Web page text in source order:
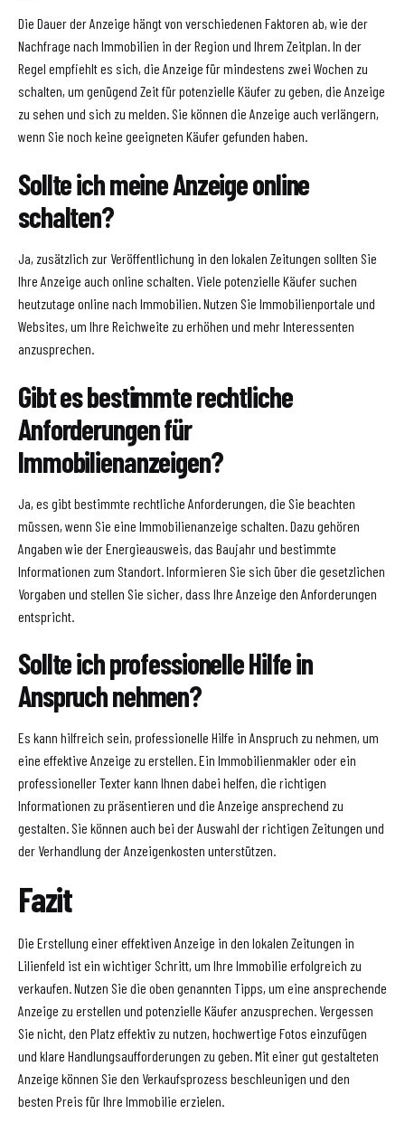
Die Dauer der Anzeige hängt von verschiedenen Faktoren ab, wie der
Nachfrage nach Immobilien in der Region und Ihrem Zeitplan. In der
Regel empfiehlt es sich, die Anzeige für mindestens zwei Wochen zu
schalten, um genügend Zeit für potenzielle Käufer zu geben, die Anzeige
zu sehen und sich zu melden. Sie können die Anzeige auch verlängern,
wenn Sie noch keine geeigneten Käufer gefunden haben.
Sollte ich meine Anzeige online
schalten?
Ja, zusätzlich zur Veröffentlichung in den lokalen Zeitungen sollten Sie
Ihre Anzeige auch online schalten. Viele potenzielle Käufer suchen
heutzutage online nach Immobilien. Nutzen Sie Immobilienportale und
Websites, um Ihre Reichweite zu erhöhen und mehr Interessenten
anzusprechen.
Gibt es bestimmte rechtliche
Anforderungen für
Immobilienanzeigen?
Ja, es gibt bestimmte rechtliche Anforderungen, die Sie beachten
müssen, wenn Sie eine Immobilienanzeige schalten. Dazu gehören
Angaben wie der Energieausweis, das Baujahr und bestimmte
Informationen zum Standort. Informieren Sie sich über die gesetzlichen
Vorgaben und stellen Sie sicher, dass Ihre Anzeige den Anforderungen
entspricht.
Sollte ich professionelle Hilfe in
Anspruch nehmen?
Es kann hilfreich sein, professionelle Hilfe in Anspruch zu nehmen, um
eine effektive Anzeige zu erstellen. Ein Immobilienmakler oder ein
professioneller Texter kann Ihnen dabei helfen, die richtigen
Informationen zu präsentieren und die Anzeige ansprechend zu
gestalten. Sie können auch bei der Auswahl der richtigen Zeitungen und
der Verhandlung der Anzeigenkosten unterstützen.
Fazit
Die Erstellung einer effektiven Anzeige in den lokalen Zeitungen in
Lilienfeld ist ein wichtiger Schritt, um Ihre Immobilie erfolgreich zu
verkaufen. Nutzen Sie die oben genannten Tipps, um eine ansprechende
Anzeige zu erstellen und potenzielle Käufer anzusprechen. Vergessen
Sie nicht, den Platz effektiv zu nutzen, hochwertige Fotos einzufügen
und klare Handlungsaufforderungen zu geben. Mit einer gut gestalteten
Anzeige können Sie den Verkaufsprozess beschleunigen und den
besten Preis für Ihre Immobilie erzielen.